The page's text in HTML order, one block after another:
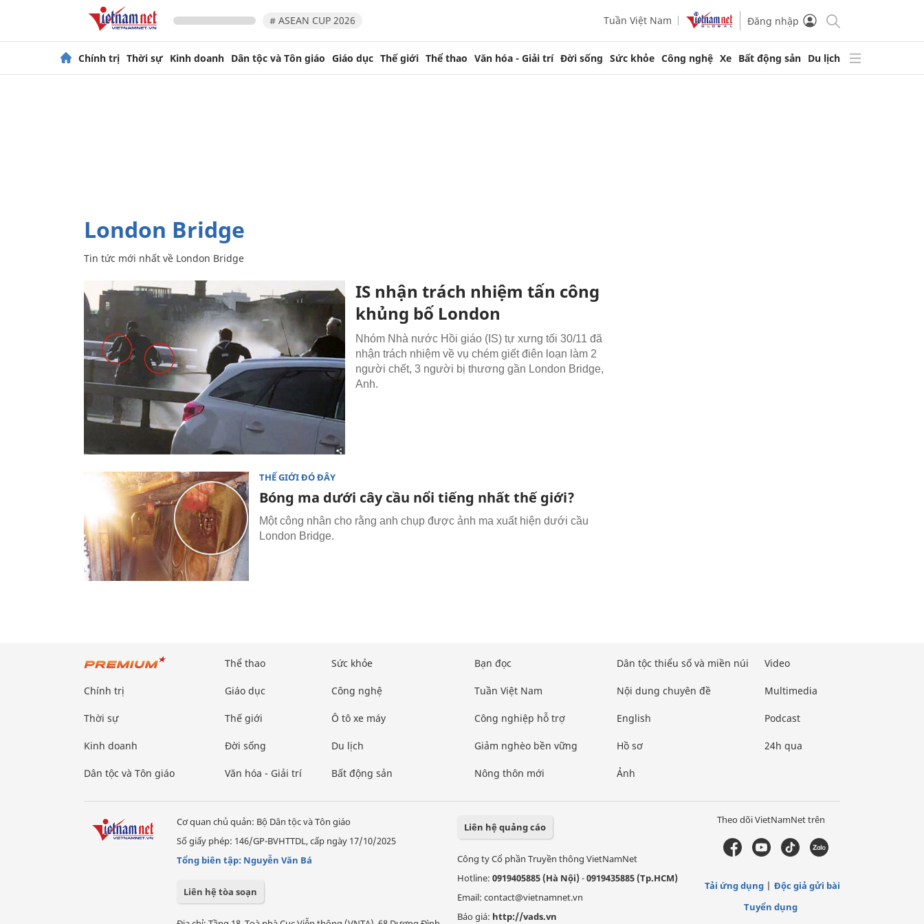
# ASEAN CUP 2026 Tuần Việt Nam Đăng nhập
Chính trị Thời sự Kinh doanh Dân tộc và Tôn giáo Giáo dục Thế giới Thể thao Văn hóa - Giải trí Đời sống Sức khỏe Công nghệ Xe Bất động sản Du lịch
London Bridge
Tin tức mới nhất về London Bridge
IS nhận trách nhiệm tấn công
khủng bố London
Nhóm Nhà nước Hồi giáo (IS) tự xưng tối 30/11 đã
nhận trách nhiệm về vụ chém giết điên loạn làm 2
người chết, 3 người bị thương gần London Bridge,
Anh.
THẾ GIỚI ĐÓ ĐÂY
Bóng ma dưới cây cầu nổi tiếng nhất thế giới?
Một công nhân cho rằng anh chụp được ảnh ma xuất hiện dưới cầu
London Bridge.
Chính trị
Thời sự
Kinh doanh
Dân tộc và Tôn giáo
Thể thao
Giáo dục
Thế giới
Đời sống
Văn hóa - Giải trí
Sức khỏe
Công nghệ
Ô tô xe máy
Du lịch
Bất động sản
Bạn đọc
Tuần Việt Nam
Công nghiệp hỗ trợ
Giảm nghèo bền vững
Nông thôn mới
Dân tộc thiểu số và miền núi
Nội dung chuyên đề
English
Hồ sơ
Ảnh
Video
Multimedia
Podcast
24h qua
Cơ quan chủ quản: Bộ Dân tộc và Tôn giáo
Số giấy phép: 146/GP-BVHTTDL, cấp ngày 17/10/2025
Tổng biên tập: Nguyễn Văn Bá
Liên hệ tòa soạn
Liên hệ quảng cáo
Công ty Cổ phần Truyền thông VietNamNet
Hotline: 0919405885 (Hà Nội)-0919435885 (Tp.HCM)
Email: contact@vietnamnet.vn
Báo giá: http://vads.vn
Theo dõi VietNamNet trên
Tải ứng dụng
Độc giả gửi bài
Tuyển dụng